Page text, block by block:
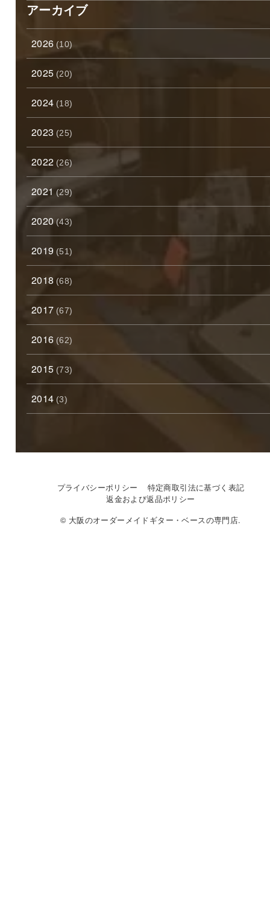
アーカイブ
2026 (10)
2025 (20)
2024 (18)
2023 (25)
2022 (26)
2021 (29)
2020 (43)
2019 (51)
2018 (68)
2017 (67)
2016 (62)
2015 (73)
2014 (3)
プライバシーポリシー
特定商取引法に基づく表記
返金および返品ポリシー
© 大阪のオーダーメイドギター・ベースの専門店.